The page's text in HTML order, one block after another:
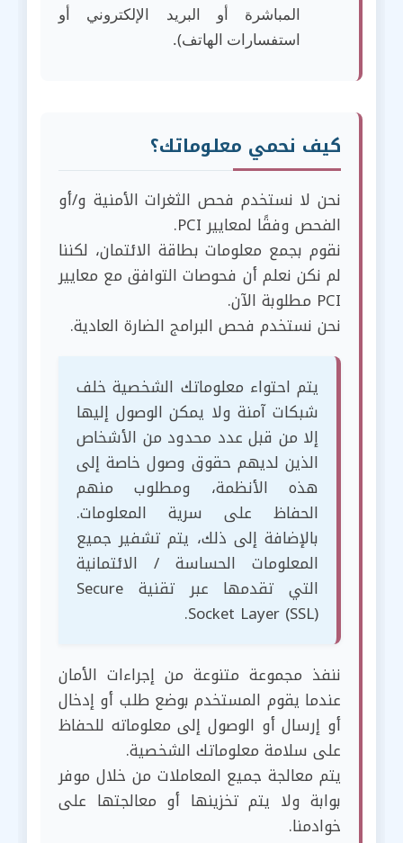
المباشرة أو البريد الإلكتروني أو
استفسارات الهاتف).
كيف نحمي معلوماتك؟
نحن لا نستخدم فحص الثغرات الأمنية و/أو
الفحص وفقًا لمعايير PCI.
نقوم بجمع معلومات بطاقة الائتمان، لكننا
لم نكن نعلم أن فحوصات التوافق مع معايير
PCI مطلوبة الآن.
نحن نستخدم فحص البرامج الضارة العادية.
يتم احتواء معلوماتك الشخصية خلف
شبكات آمنة ولا يمكن الوصول إليها
إلا من قبل عدد محدود من الأشخاص
الذين لديهم حقوق وصول خاصة إلى
هذه الأنظمة، ومطلوب منهم
الحفاظ على سرية المعلومات.
بالإضافة إلى ذلك، يتم تشفير جميع
المعلومات الحساسة / الائتمانية
التي تقدمها عبر تقنية Secure
Socket Layer (SSL).
ننفذ مجموعة متنوعة من إجراءات الأمان
عندما يقوم المستخدم بوضع طلب أو إدخال
أو إرسال أو الوصول إلى معلوماته للحفاظ
على سلامة معلوماتك الشخصية.
يتم معالجة جميع المعاملات من خلال موفر
بوابة ولا يتم تخزينها أو معالجتها على
خوادمنا.